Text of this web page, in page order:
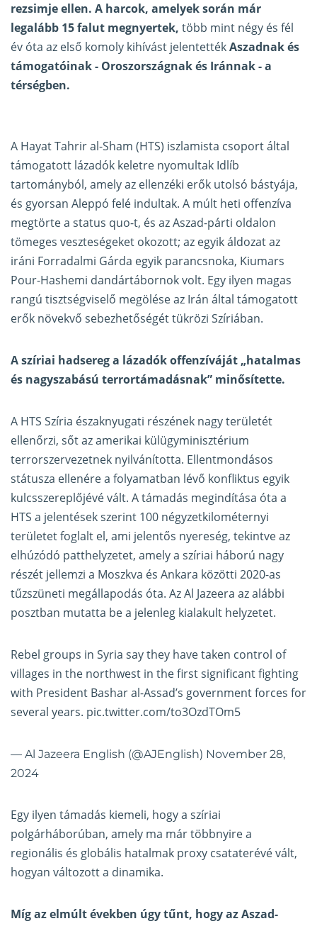
rezsimje ellen. A harcok, amelyek során már
legalább 15 falut megnyertek, több mint négy és fél
év óta az első komoly kihívást jelentettékAszadnak és
támogatóinak - Oroszországnak és Iránnak - a
térségben.
A Hayat Tahrir al-Sham (HTS) iszlamista csoport által
támogatott lázadók keletre nyomultak Idlíb
tartományból, amely az ellenzéki erők utolsó bástyája,
és gyorsan Aleppó felé indultak. A múlt heti offenzíva
megtörte a status quo-t, és az Aszad-párti oldalon
tömeges veszteségeket okozott; az egyik áldozat az
iráni Forradalmi Gárda egyik parancsnoka, Kiumars
Pour-Hashemi dandártábornok volt. Egy ilyen magas
rangú tisztségviselő megölése az Irán által támogatott
erők növekvő sebezhetőségét tükrözi Szíriában.
A szíriai hadsereg a lázadók offenzíváját „hatalmas
és nagyszabású terrortámadásnak” minősítette.
A HTS Szíria északnyugati részének nagy területét
ellenőrzi, sőt az amerikai külügyminisztérium
terrorszervezetnek nyilvánította. Ellentmondásos
státusza ellenére a folyamatban lévő konfliktus egyik
kulcsszereplőjévé vált. A támadás megindítása óta a
HTS a jelentések szerint 100 négyzetkilométernyi
területet foglalt el, ami jelentős nyereség, tekintve az
elhúzódó patthelyzetet, amely a szíriai háború nagy
részét jellemzi a Moszkva és Ankara közötti 2020-as
tűzszüneti megállapodás óta. Az Al Jazeera az alábbi
posztban mutatta be a jelenleg kialakult helyzetet.
Rebel groups in Syria say they have taken control of
villages in the northwest in the first significant fighting
with President Bashar al-Assad’s government forces for
several years. pic.twitter.com/to3OzdTOm5
— Al Jazeera English (@AJEnglish) November 28,
2024
Egy ilyen támadás kiemeli, hogy a szíriai
polgárháborúban, amely ma már többnyire a
regionális és globális hatalmak proxy csataterévé vált,
hogyan változott a dinamika.
Míg az elmúlt években úgy tűnt, hogy az Aszad-